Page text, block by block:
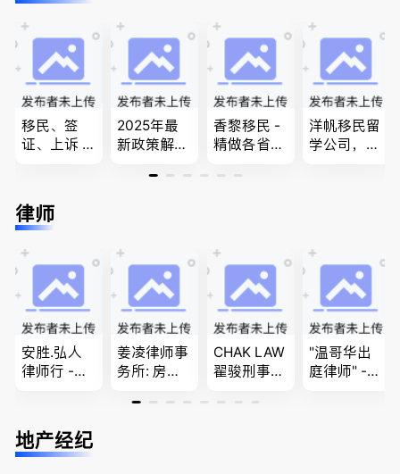
移民、签
证、上诉 --
进”的RCIC-
IRB持牌移
2025年最
新政策解
牌顾问为您
团聚，投资
移民以及各
类省提名和
技术移民
香黎移民 -
精做各省省
签证,工作
问题
洋帆移民留
学公司，精
民和魁北克
PEQ60472
08731
律师
安胜.弘人
律师行 -
律师行、精
干团队、多
姜凌律师事
务所: 房产
件。婚姻
CHAK LAW
翟骏刑事交
刑事辩护/
"温哥华出
庭律师" -
地产经纪